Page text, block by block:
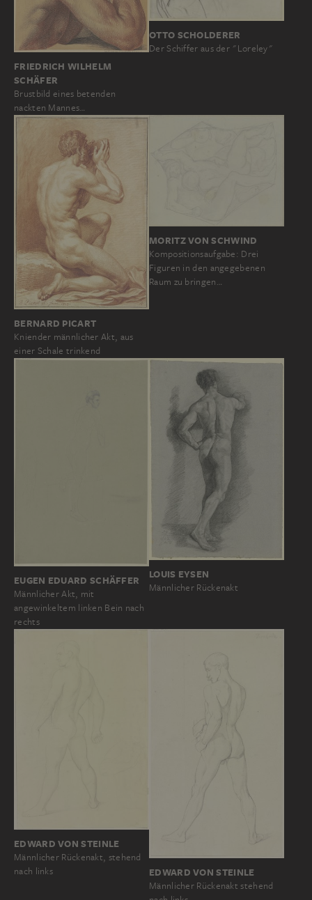
FRIEDRICH WILHELM
SCHÄFER
Brustbild eines betenden
nackten Mannes…
OTTO SCHOLDERER
Der Schiffer aus der "Loreley"
BERNARD PICART
Kniender männlicher Akt, aus
einer Schale trinkend
MORITZ VON SCHWIND
Kompositionsaufgabe: Drei
Figuren in den angegebenen
Raum zu bringen…
EUGEN EDUARD SCHÄFFER
Männlicher Akt, mit
angewinkeltem linken Bein nach
rechts
LOUIS EYSEN
Männlicher Rückenakt
EDWARD VON STEINLE
Männlicher Rückenakt, stehend
nach links
EDWARD VON STEINLE
Männlicher Rückenakt stehend